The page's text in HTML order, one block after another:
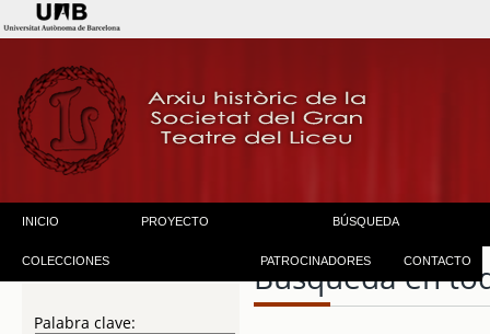
INICIO PROYECTO BÚSQUEDA
COLECCIONES PATROCINADORES CONTACTO
Palabra clave:
Búsqueda en